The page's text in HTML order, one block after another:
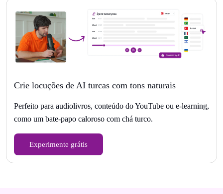
Crie locuções de AI turcas com tons naturais
Perfeito para audiolivros, conteúdo do YouTube ou e-learning,
como um bate-papo caloroso com chá turco.
Experimente grátis